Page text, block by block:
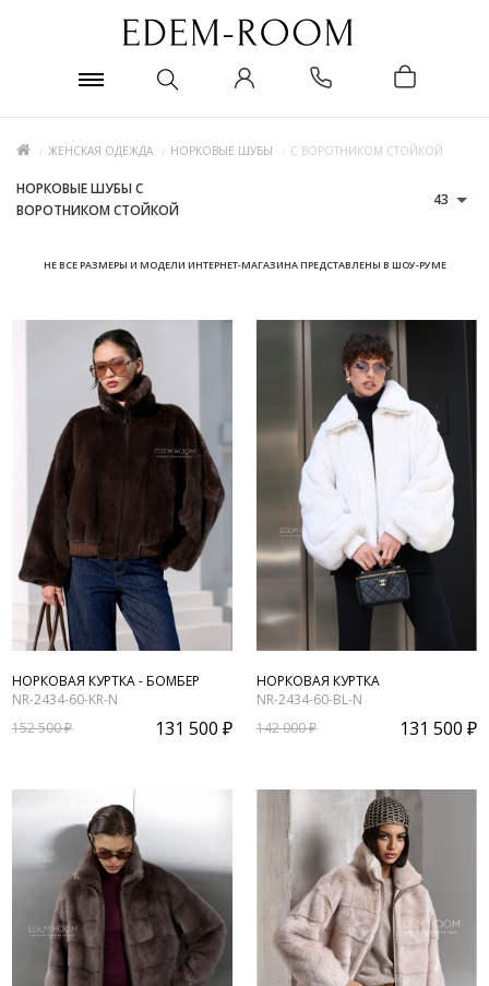
ЖЕНСКАЯ ОДЕЖДА НОРКОВЫЕ ШУБЫ С ВОРОТНИКОМ СТОЙКОЙ
НОРКОВЫЕ ШУБЫ С
ВОРОТНИКОМ СТОЙКОЙ
НЕ ВСЕ РАЗМЕРЫ И МОДЕЛИ ИНТЕРНЕТ-МАГАЗИНА ПРЕДСТАВЛЕНЫ В ШОУ-РУМЕ
43
НОРКОВАЯ КУРТКА - БОМБЕР
NR-2434-60-KR-N
152 500 ₽
131 500 ₽
НОРКОВАЯ КУРТКА
NR-2434-60-BL-N
142 000 ₽
131 500 ₽